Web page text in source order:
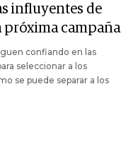
influyentes de
próxima campaña
confiando en las
seleccionar a los
se puede separar a los